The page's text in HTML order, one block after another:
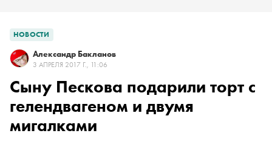
НОВОСТИ
Александр Бакланов
3 АПРЕЛЯ 2017 Г., 11:06
Сыну Пескова подарили торт с
гелендвагеном и двумя
мигалками